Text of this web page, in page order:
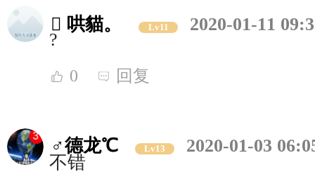
 哄貓。 Lv11 2020-01-11
?
0 回复
♂德龙℃ Lv13
2020-01-03
不错